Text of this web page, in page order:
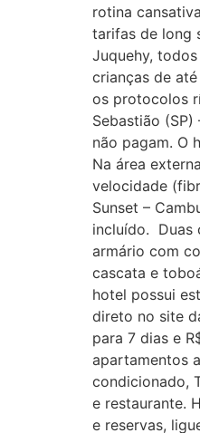
rotina
tarifas de long
Juquehy,
crianças de
os protocolos
Sebastião
não pagam. O
Na área
velocidade
Sunset –
incluído. Duas
armário com
cascata e
hotel possui
direto no site
para 7 dias e
apartamentos
condicionado,
e restaurante.
e reservas,